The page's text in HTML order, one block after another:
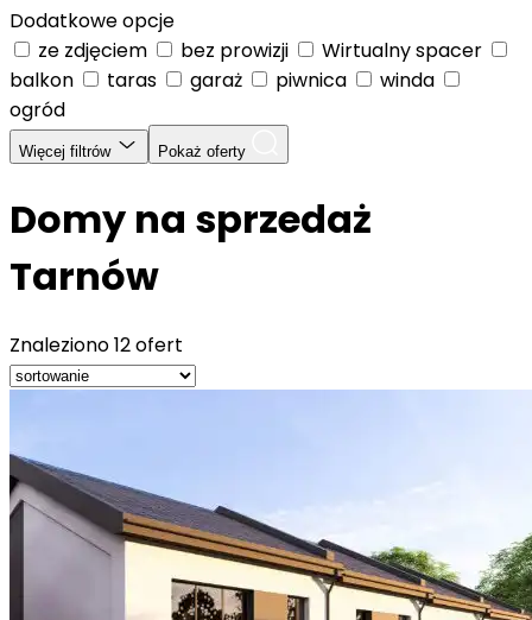
Dodatkowe opcje
ze zdjęciem
bez prowizji
Wirtualny spacer
balkon
taras garaż piwnica
winda
ogród
Więcej filtrów Pokaż oferty
Domy na sprzedaż
Tarnów
Znaleziono12 ofert